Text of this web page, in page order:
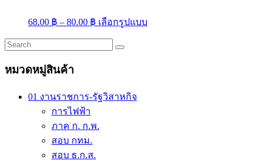
68.00 ฿ – 80.00 ฿ Price
range:
68.00 ฿
เลือกรูปแบบ
product
หมวดหมู่สินค้า
01 งานราชการ-รัฐวิสาหกิจ
การไฟฟ้า
ภาค ก. ก.พ.
สอบ กทม.
สอบ ธ.ก.ส.